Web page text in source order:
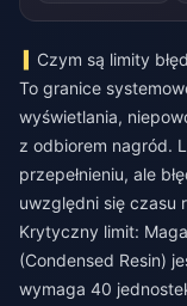
Czym są limity
To granice
wyświetlania,
z odbiorem nagród.
przepełnieniu, ale
uwzględni się czasu
Krytyczny limit:
(Condensed Resin)
wymaga 40